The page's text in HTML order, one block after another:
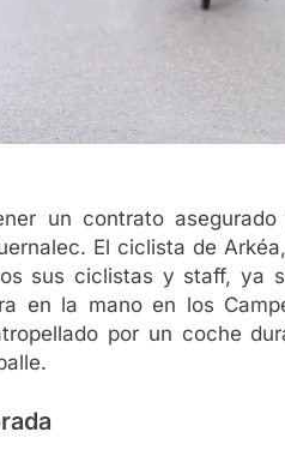
un contrato asegurado
El ciclista de
sus ciclistas y staff, ya
en la mano en los
por un coche